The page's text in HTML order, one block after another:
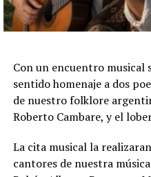
Con un encuentro musical
sentido homenaje a dos
de nuestro folklore
Roberto Cambare, y el
La cita musical la
cantores de nuestra